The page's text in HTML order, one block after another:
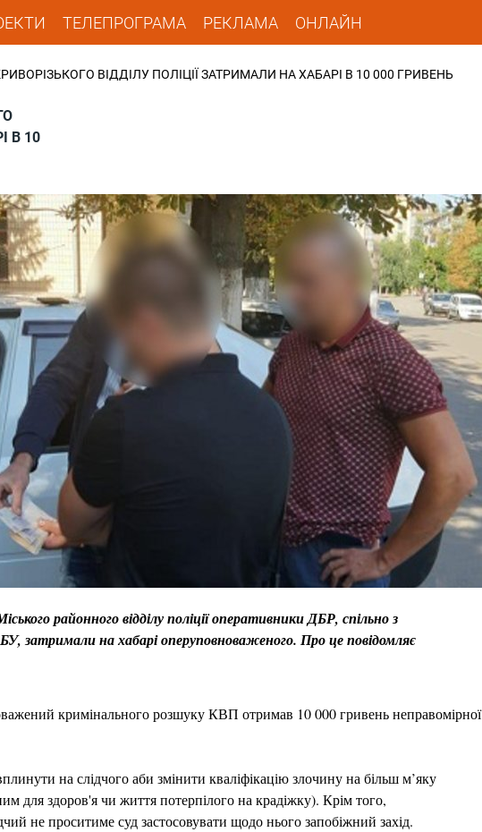
ТЕЛЕПРОГРАМА РЕКЛАМА ОНЛАЙН
ВІДДІЛУ ПОЛІЦІЇ ЗАТРИМАЛИ НА ХАБАРІ В 10 000 ГРИВЕНЬ
В 10
районного відділу поліції оперативники ДБР, спільно з
затримали на хабарі оперуповноваженого. Про це повідомляє
кримінального розшуку КВП отримав 10 000 гривень неправомірної
на слідчого аби змінити кваліфікацію злочину на більш м’яку
для здоров'я чи життя потерпілого на крадіжку). Крім того,
не проситиме суд застосовувати щодо нього запобіжний захід.